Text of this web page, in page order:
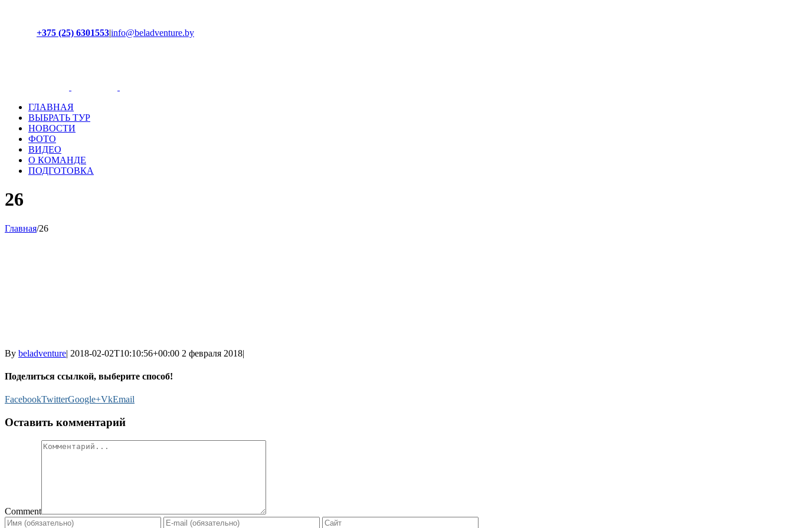
+375 (25) 6301553|info@beladventure.by
ГЛАВНАЯ
ВЫБРАТЬ ТУР
НОВОСТИ
ФОТО
ВИДЕО
О КОМАНДЕ
ПОДГОТОВКА
26
Главная/26
By beladventure| 2018-02-02T10:10:56+00:00 2 февраля 2018|
Поделиться ссылкой, выберите способ!
FacebookTwitterGoogle+VkEmail
Оставить комментарий
Comment